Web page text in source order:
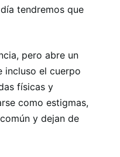
tendremos que
pero abre un
incluso el cuerpo
físicas y
como estigmas,
y dejan de